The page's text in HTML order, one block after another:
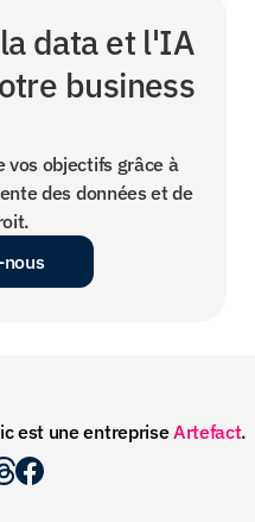
data et l'IA
business
vos objectifs grâce à
des données et de
est une entreprise Artefact.